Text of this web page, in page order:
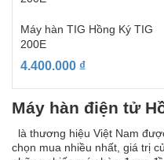
Máy hàn TIG Hồng Ký TIG
200E
4.400.000 ₫
Máy hàn điện tử
là thương hiệu Việt Nam
chọn mua nhiều nhất, giá trị